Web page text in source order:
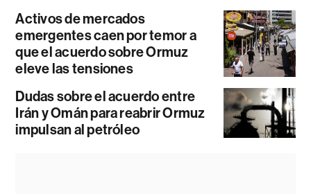
Activos de mercados
emergentes caen por temor a
que el acuerdo sobre Ormuz
eleve las tensiones
Dudas sobre el acuerdo entre
Irán y Omán para reabrir Ormuz
impulsan al petróleo